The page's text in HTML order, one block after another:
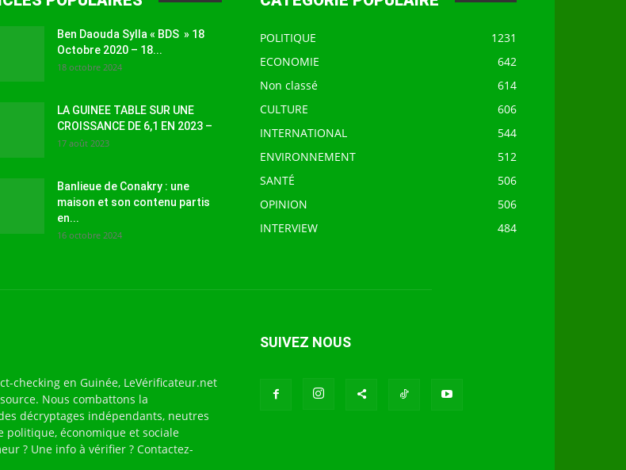
Ben Daouda Sylla « BDS » 18
Octobre 2020 – 18...
18 octobre 2024
LA GUINEE TABLE SUR UNE
CROISSANCE DE 6,1 EN 2023 –
17 août 2023
Banlieue de Conakry : une
maison et son contenu partis
en...
16 octobre 2024
POLITIQUE
1231
ECONOMIE
642
Non classé
614
CULTURE
606
INTERNATIONAL
544
ENVIRONNEMENT
512
SANTÉ
506
OPINION
506
INTERVIEW
484
checking en Guinée, LeVérificateur.net
Nous combattons la
décryptages indépendants, neutres
politique, économique et sociale
? Une info à vérifier ? Contactez-
SUIVEZ NOUS